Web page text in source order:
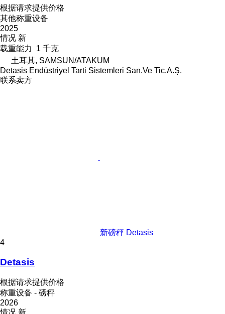
根据请求提供价格
其他称重设备
2025
情况 新
载重能力
1 千克
土耳其, SAMSUN/ATAKUM
Detasis Endüstriyel Tarti Sistemleri San.Ve Tic.A.Ş.
联系卖方
新磅秤 Detasis
4
Detasis
根据请求提供价格
称重设备 - 磅秤
2026
情况 新